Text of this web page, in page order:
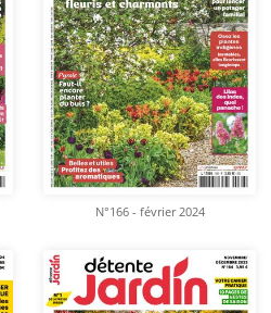
N°166 - février 2024